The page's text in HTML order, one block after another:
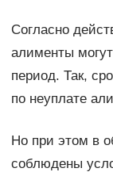
Согласно
алименты
период. Так,
по неуплате
Но при этом в
соблюдены